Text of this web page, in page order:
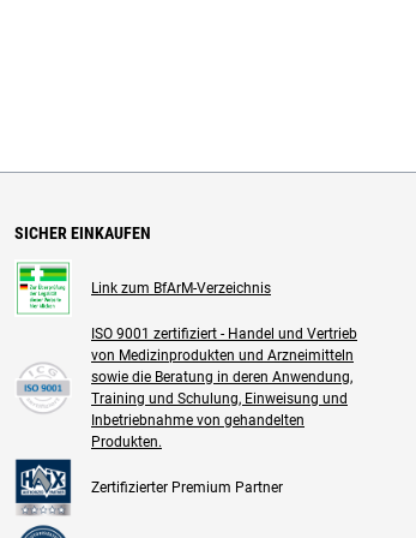
SICHER EINKAUFEN
Link zum BfArM-Verzeichnis
ISO 9001 zertifiziert - Handel und Vertrieb
von Medizinprodukten und Arzneimitteln
sowie die Beratung in deren Anwendung,
Training und Schulung, Einweisung und
Inbetriebnahme von gehandelten
Produkten.
Zertifizierter Premium Partner